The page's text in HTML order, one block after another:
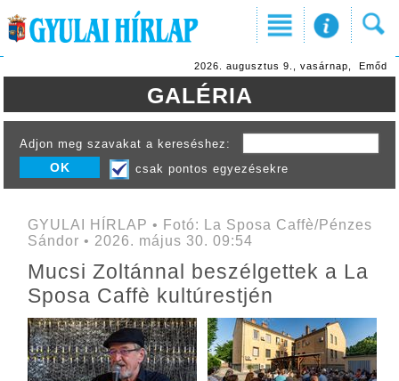
2026. augusztus 9., vasárnap, Emőd
GALÉRIA
Adjon meg szavakat a kereséshez:
csak pontos egyezésekre
GYULAI HÍRLAP • Fotó: La Sposa Caffè/Pénzes
Sándor • 2026. május 30. 09:54
Mucsi Zoltánnal beszélgettek a La
Sposa Caffè kultúrestjén